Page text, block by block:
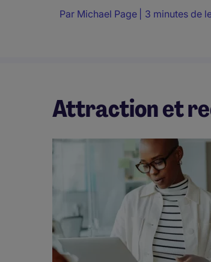
Par Michael Page 3 minutes de
Attraction et